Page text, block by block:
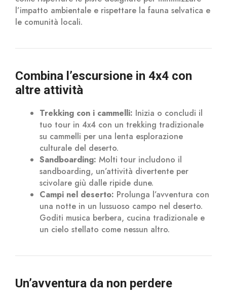
l’impatto ambientale e rispettare la fauna selvatica e
le comunità locali.
Combina l’escursione in 4x4 con
altre attività
Trekking con i cammelli: Inizia o concludi il
tuo tour in 4x4 con un trekking tradizionale
su cammelli per una lenta esplorazione
culturale del deserto.
Sandboarding: Molti tour includono il
sandboarding, un’attività divertente per
scivolare giù dalle ripide dune.
Campi nel deserto: Prolunga l’avventura con
una notte in un lussuoso campo nel deserto.
Goditi musica berbera, cucina tradizionale e
un cielo stellato come nessun altro.
Un’avventura da non perdere